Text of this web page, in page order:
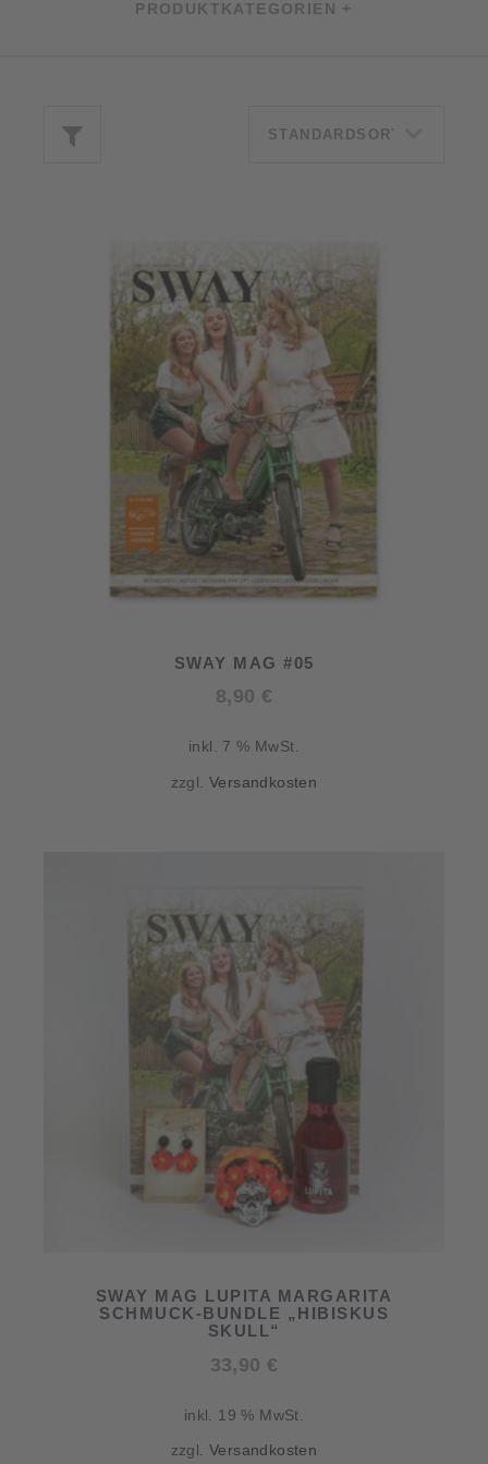
PRODUKTKATEGORIEN +
SWAY MAG #05
8,90 €
inkl. 7 % MwSt.
zzgl.Versandkosten
SWAY MAG LUPITA MARGARITA
SCHMUCK-BUNDLE „HIBISKUS
SKULL“
33,90 €
inkl. 19 % MwSt.
zzgl.Versandkosten